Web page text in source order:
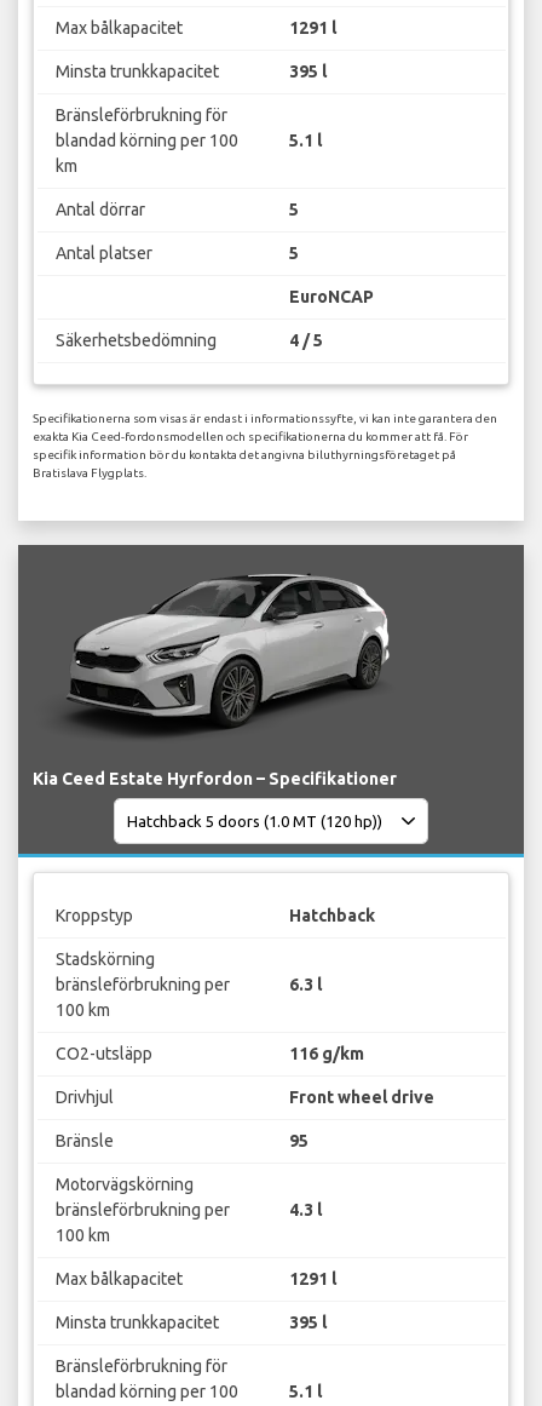
Max bålkapacitet 1291 l
Minsta trunkkapacitet 395 l
Bränsleförbrukning för
blandad körning per 100
km
5.1 l
Antal dörrar 5
Antal platser 5
EuroNCAP
Säkerhetsbedömning 4 / 5
Specifikationerna som visas är endast i informationssyfte, vi kan inte garantera den
exakta Kia Ceed-fordonsmodellen och specifikationerna du kommer att få. För
specifik information bör du kontakta det angivna biluthyrningsföretaget på
Bratislava Flygplats.
Kia Ceed Estate Hyrfordon – Specifikationer
Kroppstyp Hatchback
Stadskörning
bränsleförbrukning per
100 km
6.3 l
CO2-utsläpp 116 g/km
Drivhjul Front wheel drive
Bränsle 95
Motorvägskörning
bränsleförbrukning per
100 km
4.3 l
Max bålkapacitet 1291 l
Minsta trunkkapacitet 395 l
Bränsleförbrukning för
blandad körning per 100
5.1 l